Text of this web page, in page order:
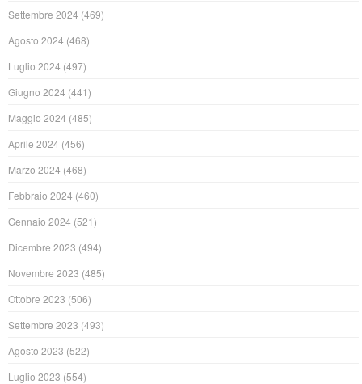
Settembre 2024 (469)
Agosto 2024 (468)
Luglio 2024 (497)
Giugno 2024 (441)
Maggio 2024 (485)
Aprile 2024 (456)
Marzo 2024 (468)
Febbraio 2024 (460)
Gennaio 2024 (521)
Dicembre 2023 (494)
Novembre 2023 (485)
Ottobre 2023 (506)
Settembre 2023 (493)
Agosto 2023 (522)
Luglio 2023 (554)